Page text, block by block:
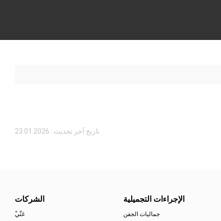
تاريخ آخر تحديث : 23.01.2026
الشركات
ْعَنِّي
الإجراءات التجميلية
جماليات الجفن